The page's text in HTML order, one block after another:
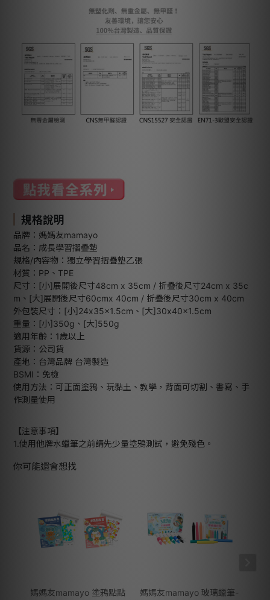
規格說明
品牌：媽媽友mamayo
品名：成長學習摺疊墊
規格/內容物：獨立學習摺疊墊乙張
材質：PP、TPE
尺寸：[小]展開後尺寸48cm x 35cm / 折疊後尺寸24cm x 35c
m、[大]展開後尺寸60cmx 40cm / 折疊後尺寸30cm x 40cm
外包裝尺寸：[小]24x35x1.5cm、[大]30x40x1.5cm
重量：[小]350g、[大]550g
適用年齡：1歲以上
貨源：公司貨
產地：台灣品牌 台灣製造
BSMI：免檢
使用方法：可正面塗鴉、玩黏土、教學，背面可切割、書寫、手
作測量使用
【注意事項】
1.使用他牌水蠟筆之前請先少量塗鴉測試，避免殘色。
你可能還會想找
媽媽友mamayo 塗鴉點點
媽媽友mamayo 玻璃蠟筆-